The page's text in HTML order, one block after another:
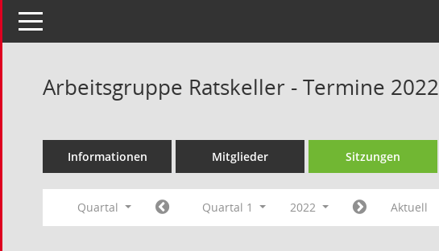
Toggle navigation
Arbeitsgruppe Ratskeller - Termine 2022
Informationen Mitglieder Sitzungen
Quartal Quartal 1 2022 Aktuell